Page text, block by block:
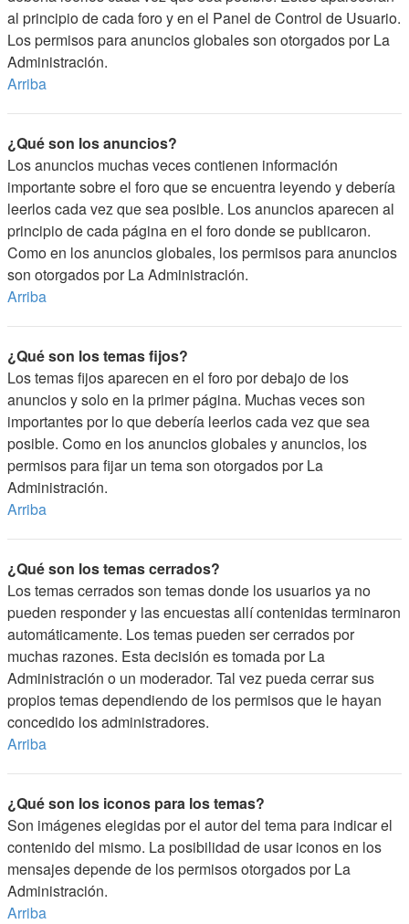
al principio de cada foro y en el Panel de Control de Usuario.
Los permisos para anuncios globales son otorgados por La
Administración.
Arriba
¿Qué son los anuncios?
Los anuncios muchas veces contienen información
importante sobre el foro que se encuentra leyendo y debería
leerlos cada vez que sea posible. Los anuncios aparecen al
principio de cada página en el foro donde se publicaron.
Como en los anuncios globales, los permisos para anuncios
son otorgados por La Administración.
Arriba
¿Qué son los temas fijos?
Los temas fijos aparecen en el foro por debajo de los
anuncios y solo en la primer página. Muchas veces son
importantes por lo que debería leerlos cada vez que sea
posible. Como en los anuncios globales y anuncios, los
permisos para fijar un tema son otorgados por La
Administración.
Arriba
¿Qué son los temas cerrados?
Los temas cerrados son temas donde los usuarios ya no
pueden responder y las encuestas allí contenidas terminaron
automáticamente. Los temas pueden ser cerrados por
muchas razones. Esta decisión es tomada por La
Administración o un moderador. Tal vez pueda cerrar sus
propios temas dependiendo de los permisos que le hayan
concedido los administradores.
Arriba
¿Qué son los iconos para los temas?
Son imágenes elegidas por el autor del tema para indicar el
contenido del mismo. La posibilidad de usar iconos en los
mensajes depende de los permisos otorgados por La
Administración.
Arriba